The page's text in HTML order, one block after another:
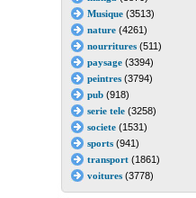
Musique(3513)
nature(4261)
nourritures(511)
paysage(3394)
peintres(3794)
pub(918)
serie tele(3258)
societe(1531)
sports(941)
transport(1861)
voitures(3778)